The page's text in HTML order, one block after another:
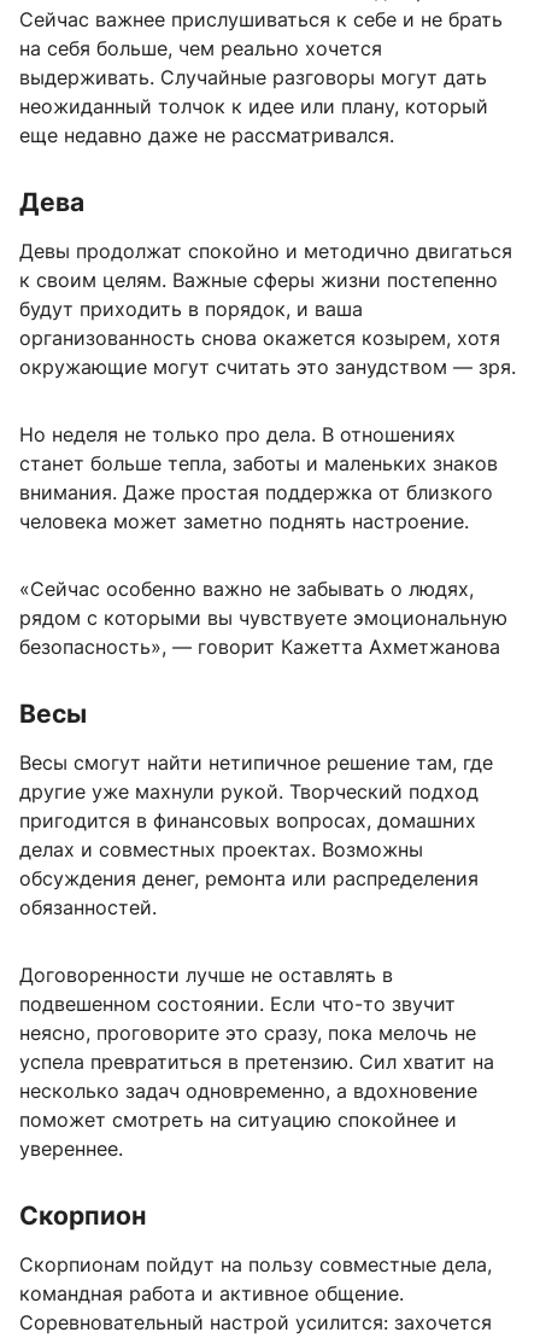
Сейчас важнее прислушиваться к себе и не брать
на себя больше, чем реально хочется
выдерживать. Случайные разговоры могут дать
неожиданный толчок к идее или плану, который
еще недавно даже не рассматривался.
Дева
Девы продолжат спокойно и методично двигаться
к своим целям. Важные сферы жизни постепенно
будут приходить в порядок, и ваша
организованность снова окажется козырем, хотя
окружающие могут считать это занудством — зря.
Но неделя не только про дела. В отношениях
станет больше тепла, заботы и маленьких знаков
внимания. Даже простая поддержка от близкого
человека может заметно поднять настроение.
«Сейчас особенно важно не забывать о людях,
рядом с которыми вы чувствуете эмоциональную
безопасность», — говорит Кажетта Ахметжанова
Весы
Весы смогут найти нетипичное решение там, где
другие уже махнули рукой. Творческий подход
пригодится в финансовых вопросах, домашних
делах и совместных проектах. Возможны
обсуждения денег, ремонта или распределения
обязанностей.
Договоренности лучше не оставлять в
подвешенном состоянии. Если что-то звучит
неясно, проговорите это сразу, пока мелочь не
успела превратиться в претензию. Сил хватит на
несколько задач одновременно, а вдохновение
поможет смотреть на ситуацию спокойнее и
увереннее.
Скорпион
Скорпионам пойдут на пользу совместные дела,
командная работа и активное общение.
Соревновательный настрой усилится: захочется